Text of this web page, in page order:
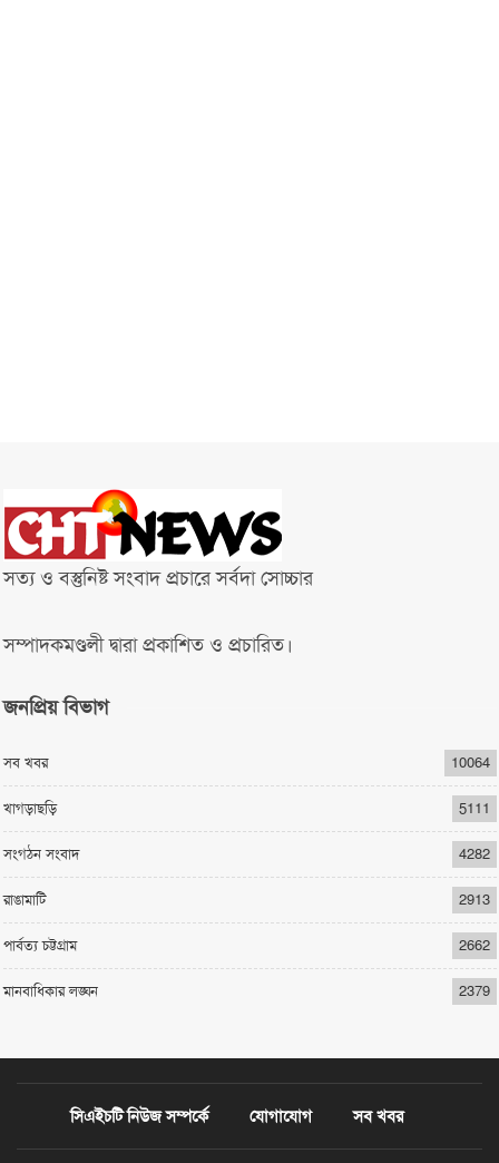
সত্য ও বস্তুনিষ্ট সংবাদ প্রচারে সর্বদা সোচ্চার
সম্পাদকমণ্ডলী দ্বারা প্রকাশিত ও প্রচারিত।
জনপ্রিয় বিভাগ
সব খবর 10064
খাগড়াছড়ি 5111
সংগঠন সংবাদ 4282
রাঙামাটি 2913
পার্বত্য চট্টগ্রাম 2662
মানবাধিকার লঙ্ঘন 2379
সিএইচটি নিউজ সম্পর্কে যোগাযোগ সব খবর